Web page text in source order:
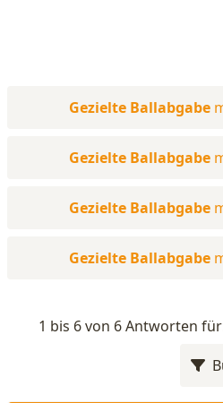
Gezielte Ballabgabe
Gezielte Ballabgabe
Gezielte Ballabgabe
Gezielte Ballabgabe
1 bis 6 von 6 Antworten